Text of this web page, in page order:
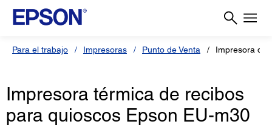
Para el trabajo Impresoras Punto de Venta Impresora de
Impresora térmica de recibos
para quioscos Epson EU-m30